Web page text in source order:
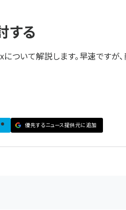
する
いて解説します。早速ですが
優先するニュース提供元に追加